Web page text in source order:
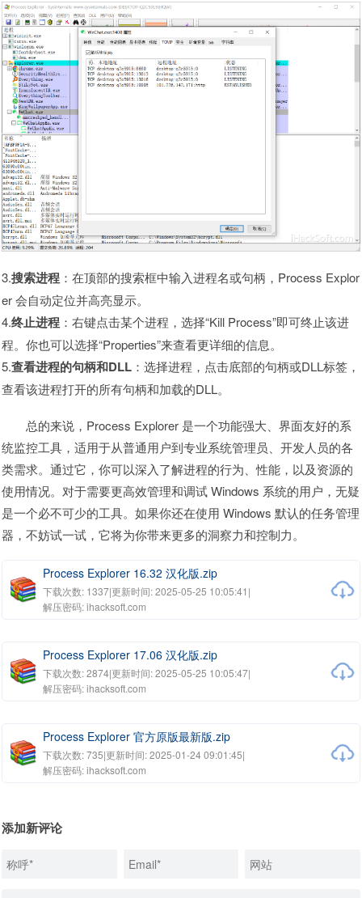
3.搜索进程 ：在顶部的搜索框中输入进程名或句柄，Process Explor
er 会自动定位并高亮显示。
4.终止进程 ：右键点击某个进程，选择“Kill Process”即可终止该进
程。你也可以选择“Properties”来查看更详细的信息。
5.查看进程的句柄和DLL ：选择进程，点击底部的句柄或DLL标签，
查看该进程打开的所有句柄和加载的DLL。
总的来说，Process Explorer 是一个功能强大、界面友好的系
统监控工具，适用于从普通用户到专业系统管理员、开发人员的各
类需求。通过它，你可以深入了解进程的行为、性能，以及资源的
使用情况。对于需要更高效管理和调试 Windows 系统的用户，无疑
是一个必不可少的工具。如果你还在使用 Windows 默认的任务管理
器，不妨试一试，它将为你带来更多的洞察力和控制力。
Process Explorer 16.32 汉化版.zip
下载次数: 1337|更新时间: 2025-05-25 10:05:41 |
解压密码: ihacksoft.com
Process Explorer 17.06 汉化版.zip
下载次数: 2874|更新时间: 2025-05-25 10:05:47|
解压密码: ihacksoft.com
Process Explorer 官方原版最新版.zip
下载次数: 735|更新时间: 2025-01-24 09:01:45|
解压密码: ihacksoft.com
添加新评论